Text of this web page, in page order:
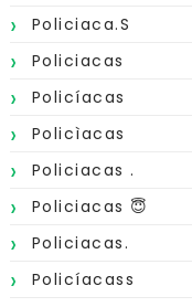
Policiaca.s
Policiacas
Policíacas
Policìacas
Policiacas .
Policiacas 😇
Policiacas.
Policíacass